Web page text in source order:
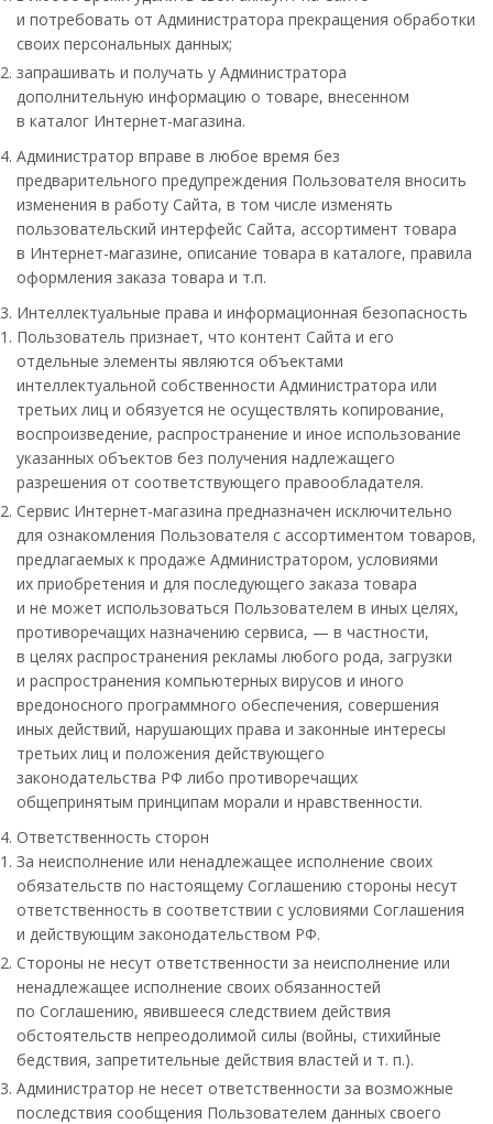
и потребовать от Администратора прекращения обработки
своих персональных данных;
запрашивать и получать у Администратора
дополнительную информацию о товаре, внесенном
в каталог Интернет-магазина.
Администратор вправе в любое время без
предварительного предупреждения Пользователя вносить
изменения в работу Сайта, в том числе изменять
пользовательский интерфейс Сайта, ассортимент товара
в Интернет-магазине, описание товара в каталоге, правила
оформления заказа товара и т.п.
Интеллектуальные права и информационная безопасность
Пользователь признает, что контент Сайта и его
отдельные элементы являются объектами
интеллектуальной собственности Администратора или
третьих лиц и обязуется не осуществлять копирование,
воспроизведение, распространение и иное использование
указанных объектов без получения надлежащего
разрешения от соответствующего правообладателя.
Сервис Интернет-магазина предназначен исключительно
для ознакомления Пользователя с ассортиментом товаров,
предлагаемых к продаже Администратором, условиями
их приобретения и для последующего заказа товара
и не может использоваться Пользователем в иных целях,
противоречащих назначению сервиса, — в частности,
в целях распространения рекламы любого рода, загрузки
и распространения компьютерных вирусов и иного
вредоносного программного обеспечения, совершения
иных действий, нарушающих права и законные интересы
третьих лиц и положения действующего
законодательства РФ либо противоречащих
общепринятым принципам морали и нравственности.
Ответственность сторон
За неисполнение или ненадлежащее исполнение своих
обязательств по настоящему Соглашению стороны несут
ответственность в соответствии с условиями Соглашения
и действующим законодательством РФ.
Стороны не несут ответственности за неисполнение или
ненадлежащее исполнение своих обязанностей
по Соглашению, явившееся следствием действия
обстоятельств непреодолимой силы (войны, стихийные
бедствия, запретительные действия властей и т. п.).
Администратор не несет ответственности за возможные
последствия сообщения Пользователем данных своего